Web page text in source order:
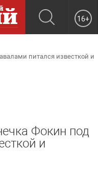
16+
питался известкой и
Фокин под
и